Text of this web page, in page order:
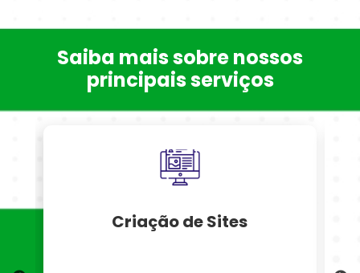
Saiba mais sobre nossos
principais serviços
Criação de Sites